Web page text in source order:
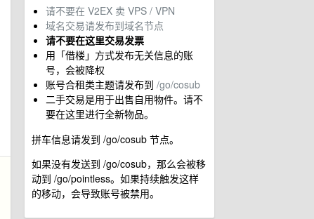
请不要在 V2EX 卖 VPS / VPN
域名交易请发布到域名节点
请不要在这里交易发票
用「借楼」方式发布无关信息的账
号，会被降权
账号合租类主题请发布到 /go/cosub
二手交易是用于出售自用物件。请不
要在这里进行全新物品。
拼车信息请发到 /go/cosub 节点。
如果没有发送到 /go/cosub，那么会被移
动到 /go/pointless。如果持续触发这样
的移动，会导致账号被禁用。